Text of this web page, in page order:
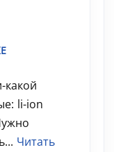
какой
li-ion
Читать